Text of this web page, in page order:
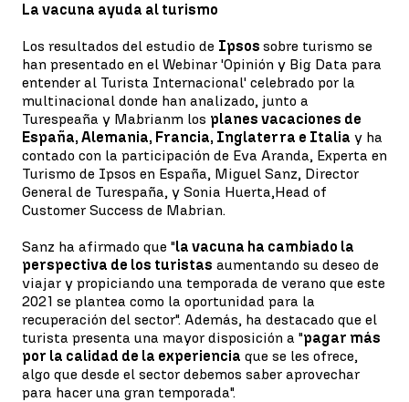
La vacuna ayuda al turismo
Los resultados del estudio de Ipsos sobre turismo se
han presentado en el Webinar 'Opinión y Big Data para
entender al Turista Internacional' celebrado por la
multinacional donde han analizado, junto a
Turespeaña y Mabrianm los planes vacaciones de
España, Alemania, Francia, Inglaterra e Italia y ha
contado con la participación de Eva Aranda, Experta en
Turismo de Ipsos en España, Miguel Sanz, Director
General de Turespaña, y Sonia Huerta,Head of
Customer Success de Mabrian.
Sanz ha afirmado que "la vacuna ha cambiado la
perspectiva de los turistas aumentando su deseo de
viajar y propiciando una temporada de verano que este
2021 se plantea como la oportunidad para la
recuperación del sector". Además, ha destacado que el
turista presenta una mayor disposición a "pagar más
por la calidad de la experiencia que se les ofrece,
algo que desde el sector debemos saber aprovechar
para hacer una gran temporada".